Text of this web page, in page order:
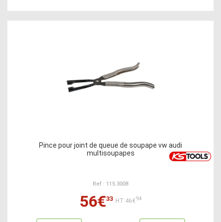
Pince pour joint de queue de soupape vw audi
multisoupapes
Ref : 115.3008
56€33 HT:46€94